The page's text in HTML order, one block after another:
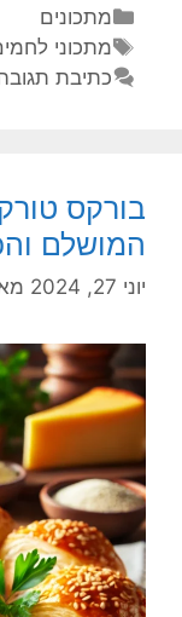
מתכונים
מתכוני
כתיבת
בורקס
המושלם
יוני 27, 2024